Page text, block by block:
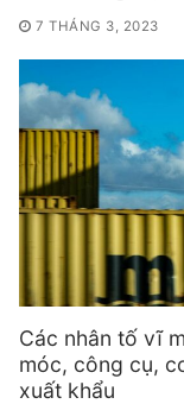
7 THÁNG 3, 2023
Các nhân tố vĩ
móc, công cụ,
xuất khẩu